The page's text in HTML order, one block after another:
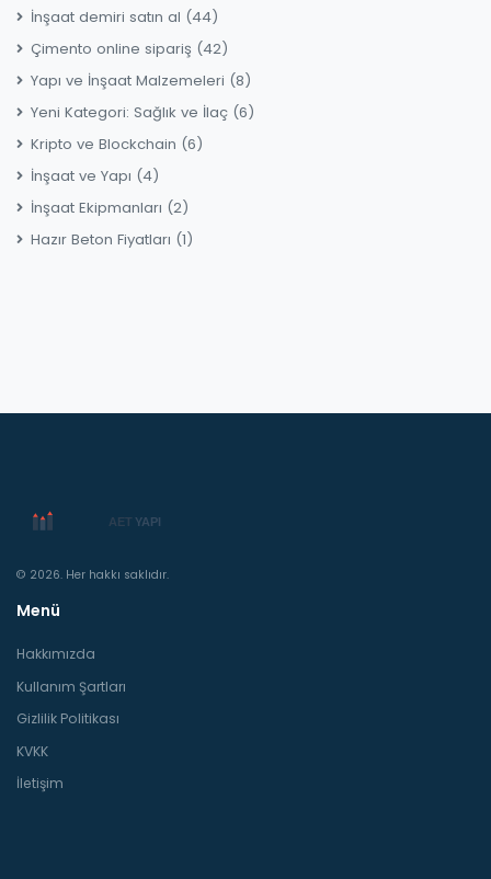
İnşaat demiri satın al (44)
Çimento online sipariş (42)
Yapı ve İnşaat Malzemeleri (8)
Yeni Kategori: Sağlık ve İlaç (6)
Kripto ve Blockchain (6)
İnşaat ve Yapı (4)
İnşaat Ekipmanları (2)
Hazır Beton Fiyatları (1)
© 2026. Her hakkı saklıdır.
Menü
Hakkımızda
Kullanım Şartları
Gizlilik Politikası
KVKK
İletişim